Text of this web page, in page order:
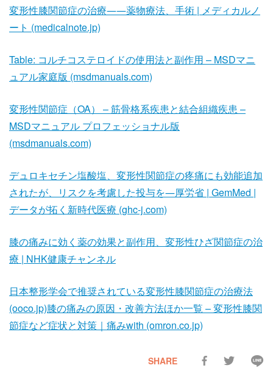
変形性膝関節症の治療――薬物療法、手術 | メディカルノ
ート (medicalnote.jp)
Table: コルチコステロイドの使用法と副作用 – MSDマニ
ュアル家庭版 (msdmanuals.com)
変形性関節症（OA） – 筋骨格系疾患と結合組織疾患 –
MSDマニュアル プロフェッショナル版
(msdmanuals.com)
デュロキセチン塩酸塩、変形性関節症の疼痛にも効能追加
されたが、リスクを考慮した投与を―厚労省 | GemMed |
データが拓く新時代医療 (ghc-j.com)
膝の痛みに効く薬の効果と副作用、変形性ひざ関節症の治
療 | NHK健康チャンネル
日本整形学会で推奨されている変形性膝関節症の治療法
(ooco.jp)膝の痛みの原因・改善方法ほか一覧 – 変形性膝関
節症など症状と対策｜痛みwith (omron.co.jp)
SHARE